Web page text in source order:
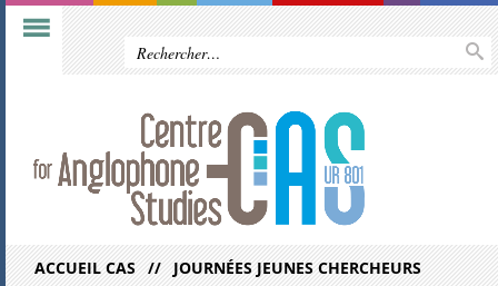
ACCUEIL CAS JOURNÉES JEUNES CHERCHEURS